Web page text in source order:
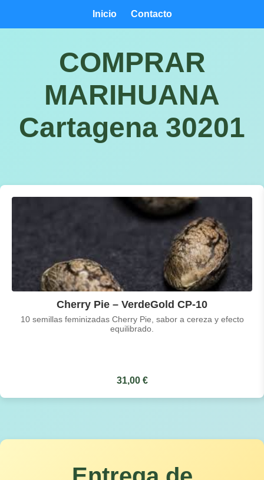
Inicio Contacto
COMPRAR
MARIHUANA
Cartagena 30201
Cherry Pie – VerdeGold CP-10
10 semillas feminizadas Cherry Pie, sabor a cereza y efecto
equilibrado.
31,00 €